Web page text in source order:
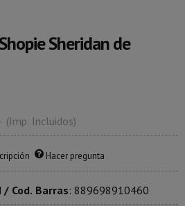
Sheridan de
(Imp. Incluidos)
Hacer pregunta
/ Cod. Barras: 889698910460